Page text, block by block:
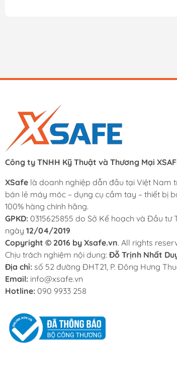
Công ty TNHH Kỹ Thuật và Thương Mại
XSafe là doanh nghiệp dẫn đầu tại Việt Nam
bán lẻ máy móc – dụng cụ cầm tay – thiết bị
100% hàng chính hãng.
GPKD: 0315625855 do Sở Kế hoạch và Đầu tư
ngày 12/04/2019
Copyright © 2016 by Xsafe.vn. All rights
Chịu trách nghiệm nội dung: Đỗ Trịnh Nhất
Địa chỉ: số 52 đường ĐHT21, P. Đông Hưng
Email: info@xsafe.vn
Hotline: 090 9933 258